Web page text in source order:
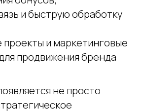
и быструю обработку
и маркетинговые
продвижения бренда
не просто